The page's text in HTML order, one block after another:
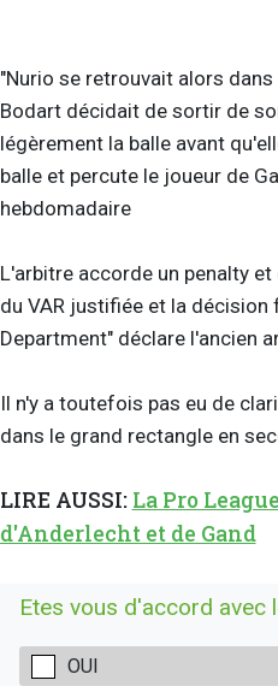
"Nurio se retrouvait alors
Bodart décidait de sortir de
légèrement la balle avant
balle et percute le joueur de
hebdomadaire
L'arbitre accorde un penalty
du VAR justifiée et la
Department" déclare l'ancien
Il n'y a toutefois pas eu de
dans le grand rectangle en
LIRE AUSSI: La Pro
d'Anderlecht et de Gand
Etes vous d'accord avec
OUI